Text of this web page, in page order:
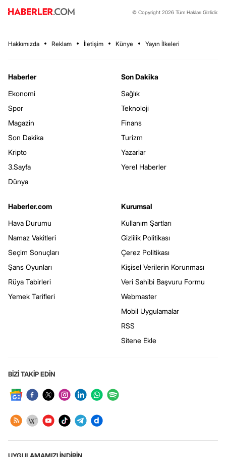
© Copyright 2026 Tüm Hakları Gizlidir.
Hakkımızda Reklam İletişim Künye Yayın İlkeleri
Haberler
Ekonomi
Spor
Magazin
Son Dakika
Kripto
3.Sayfa
Dünya
Son Dakika
Sağlık
Teknoloji
Finans
Turizm
Yazarlar
Yerel Haberler
Haberler.com
Hava Durumu
Namaz Vakitleri
Seçim Sonuçları
Şans Oyunları
Rüya Tabirleri
Yemek Tarifleri
Kurumsal
Kullanım Şartları
Gizlilik Politikası
Çerez Politikası
Kişisel Verilerin Korunması
Veri Sahibi Başvuru Formu
Webmaster
Mobil Uygulamalar
RSS
Sitene Ekle
BİZİ TAKİP EDİN